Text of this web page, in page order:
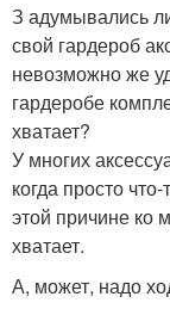
З адумывались
свой гардероб
невозможно же
гардеробе
хватает?
У многих
когда просто
этой причине ко
хватает.
А, может, надо